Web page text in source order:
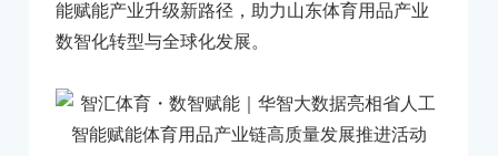
能赋能产业升级新路径，助力山东体育用品产业
数智化转型与全球化发展。